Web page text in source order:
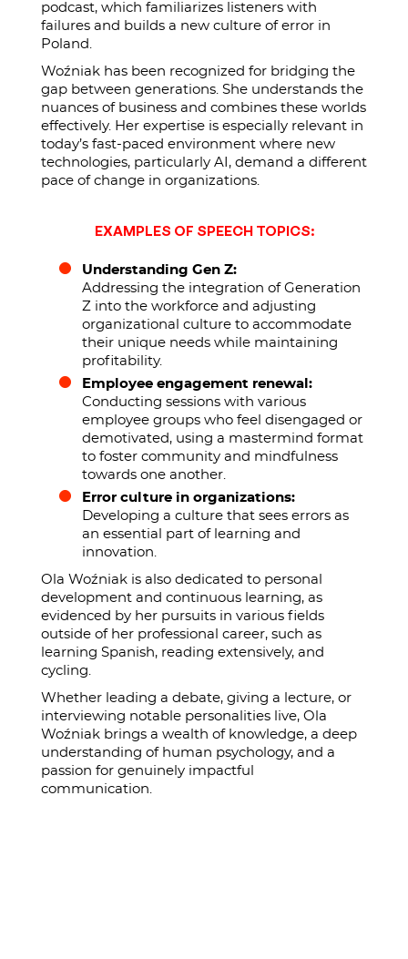
podcast, which familiarizes listeners with
failures and builds a new culture of error in
Poland.
Woźniak has been recognized for bridging the
gap between generations. She understands the
nuances of business and combines these worlds
effectively. Her expertise is especially relevant in
today’s fast-paced environment where new
technologies, particularly AI, demand a different
pace of change in organizations.
EXAMPLES OF SPEECH TOPICS:
Understanding Gen Z:
Addressing the integration of Generation
Z into the workforce and adjusting
organizational culture to accommodate
their unique needs while maintaining
profitability.
Employee engagement renewal:
Conducting sessions with various
employee groups who feel disengaged or
demotivated, using a mastermind format
to foster community and mindfulness
towards one another.
Error culture in organizations:
Developing a culture that sees errors as
an essential part of learning and
innovation.
Ola Woźniak is also dedicated to personal
development and continuous learning, as
evidenced by her pursuits in various fields
outside of her professional career, such as
learning Spanish, reading extensively, and
cycling.
Whether leading a debate, giving a lecture, or
interviewing notable personalities live, Ola
Woźniak brings a wealth of knowledge, a deep
understanding of human psychology, and a
passion for genuinely impactful
communication.